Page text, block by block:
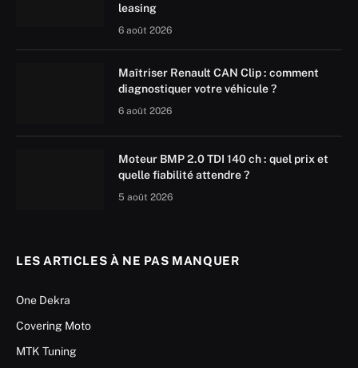
leasing
6 août 2026
Maîtriser Renault CAN Clip : comment
diagnostiquer votre véhicule ?
6 août 2026
Moteur BMP 2.0 TDI 140 ch : quel prix et
quelle fiabilité attendre ?
5 août 2026
LES ARTICLES À NE PAS MANQUER
One Dekra
Covering Moto
MTK Tuning